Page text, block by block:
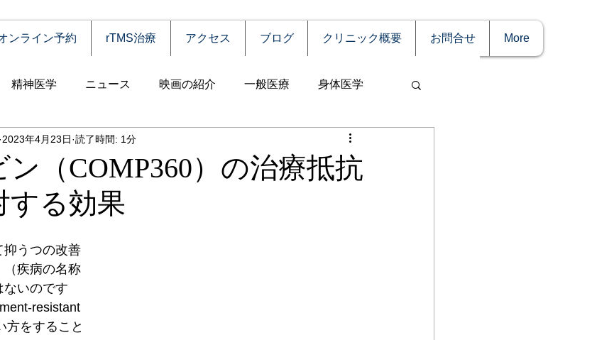
ンライン予約 rTMS治療 アクセス ブログ クリニック概要 お問合せ More
精神医学 ニュース 映画の紹介 一般医療 身体医学
殺 認知症 うつ病
児童思春期 神経疾患
摂食障害 強迫性障害
睡眠障害 ADHD
（COMP360）の治療抵抗
する効果
2023年4月23日 読了時間: 1分
抑うつの改善
（疾病の名称
ないのです
resistant
方をすること